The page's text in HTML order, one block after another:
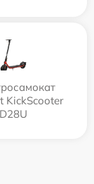
KickScooter
D28U